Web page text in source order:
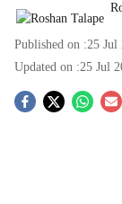
Published on :25 Jul
Updated on :25 Jul
S